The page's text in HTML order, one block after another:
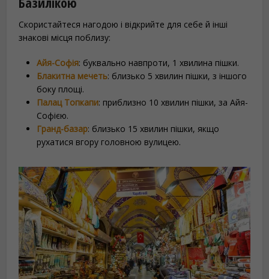
Скористайтеся нагодою і відкрийте для себе й інші
знакові місця поблизу:
Айя-Софія: буквально навпроти, 1 хвилина пішки.
Блакитна мечеть: близько 5 хвилин пішки, з іншого
боку площі.
Палац Топкапи: приблизно 10 хвилин пішки, за Айя-
Софією.
Гранд-базар: близько 15 хвилин пішки, якщо
рухатися вгору головною вулицею.